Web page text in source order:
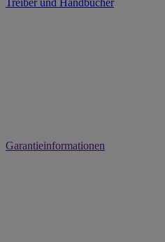
Treiber und Handbücher
Garantieinformationen